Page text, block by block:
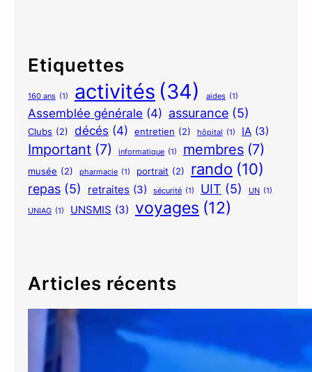
Etiquettes
160 ans (1) activités (34) aides (1)
Assemblée générale (4) assurance (5)
Clubs (2) décés (4) entretien (2) hôpital (1) IA (3)
Important (7) informatique (1) membres (7)
musée (2) pharmacie (1) portrait (2) rando (10)
repas (5) retraites (3) sécurité (1) UIT (5) UN (1)
UNIAG (1) UNSMIS (3) voyages (12)
Articles récents